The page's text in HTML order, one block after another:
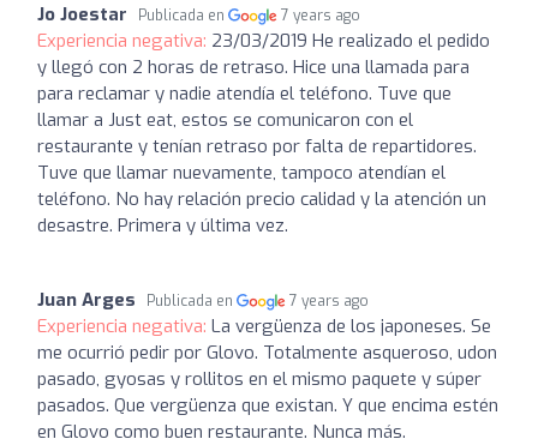
Jo Joestar Publicada en 7 years ago
Experiencia negativa: 23/03/2019 He realizado el pedido
y llegó con 2 horas de retraso. Hice una llamada para
para reclamar y nadie atendía el teléfono. Tuve que
llamar a Just eat, estos se comunicaron con el
restaurante y tenían retraso por falta de repartidores.
Tuve que llamar nuevamente, tampoco atendían el
teléfono. No hay relación precio calidad y la atención un
desastre. Primera y última vez.
Juan Arges Publicada en 7 years ago
Experiencia negativa: La vergüenza de los japoneses. Se
me ocurrió pedir por Glovo. Totalmente asqueroso, udon
pasado, gyosas y rollitos en el mismo paquete y súper
pasados. Que vergüenza que existan. Y que encima estén
en Glovo como buen restaurante. Nunca más.